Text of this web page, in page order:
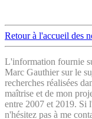
Retour à l'accueil des
L'information fournie
Marc Gauthier sur le
recherches réalisées
maîtrise et de mon
entre 2007 et 2019. Si
n'hésitez pas à me